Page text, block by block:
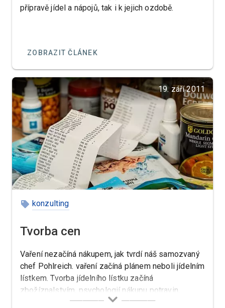
přípravě jídel a nápojů, tak i k jejich ozdobě.
ZOBRAZIT ČLÁNEK
19. září 2011
konzulting
Tvorba cen
Vaření nezačíná nákupem, jak tvrdí náš samozvaný
chef Pohlreich. vaření začíná plánem neboli jídelním
lístkem. Tvorba jídelního lístku začíná
zbožíznalstvím, psychologií nákupu potravin,
tvorbou receptur a tvorbou cen, i když ne vždy v